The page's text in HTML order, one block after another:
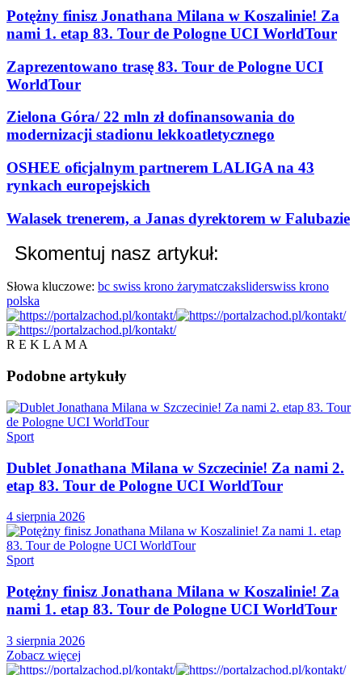
Potężny finisz Jonathana Milana w Koszalinie! Za
nami 1. etap 83. Tour de Pologne UCI WorldTour
Zaprezentowano trasę 83. Tour de Pologne UCI
WorldTour
Zielona Góra/ 22 mln zł dofinansowania do
modernizacji stadionu lekkoatletycznego
OSHEE oficjalnym partnerem LALIGA na 43
rynkach europejskich
Walasek trenerem, a Janas dyrektorem w Falubazie
Skomentuj nasz artykuł:
Słowa kluczowe: bc swiss krono żarymatczaksliderswiss krono
polska
R E K L A M A
Podobne artykuły
Sport
Dublet Jonathana Milana w Szczecinie! Za nami 2.
etap 83. Tour de Pologne UCI WorldTour
4 sierpnia 2026
Sport
Potężny finisz Jonathana Milana w Koszalinie! Za
nami 1. etap 83. Tour de Pologne UCI WorldTour
3 sierpnia 2026
Zobacz więcej